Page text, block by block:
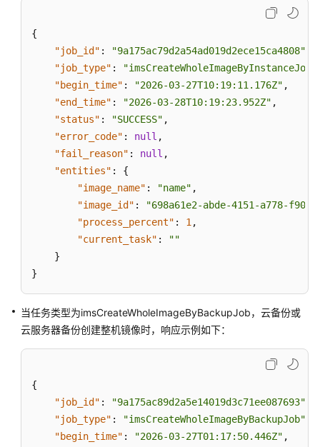
{
"job_id" : "9a175ac79d2a54ad019d2ece15ca4808"
"job_type" : "imsCreateWholeImageByInstanceJob"
"begin_time" : "2026-03-27T10:19:11.176Z" ,
"end_time" : "2026-03-28T10:19:23.952Z" ,
"status" : "SUCCESS" ,
"error_code" : null ,
"fail_reason" : null ,
"entities" :
{
"image_name" : "name" ,
"image_id" :
"698a61e2-abde-4151-a778-
"process_percent" : 1 ,
"current_task" :
""
}
}
当任务类型为imsCreateWholeImageByBackupJob，云备份或
云服务器备份创建整机镜像时，响应示例如下：
{
"job_id" : "9a175ac89d2a5e14019d3c71ee087693"
"job_type" : "imsCreateWholeImageByBackupJob"
"begin_time" : "2026-03-27T01:17:50.446Z" ,